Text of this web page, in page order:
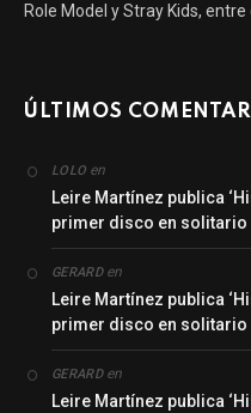
Role Model y Stray Kids, entre
ÚLTIMOS
LOLO en
Leire Martínez publica
primer disco en solitario
GERARDen
Leire Martínez publica
primer disco en solitario
GERARDen
Leire Martínez publica